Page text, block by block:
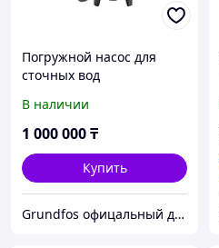
Погружной насос для
сточных вод
(96106577)
В наличии
1 000 000₸
Купить
Grundfos офицальный дилер ТОО АСТИВ